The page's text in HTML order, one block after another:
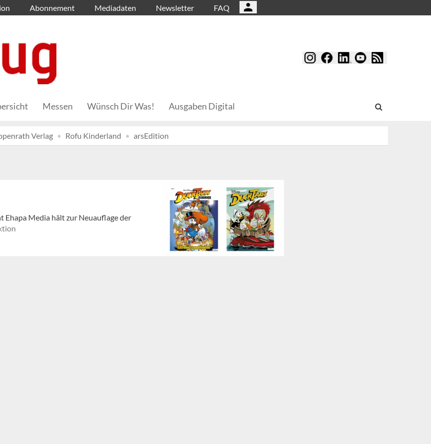
Abonnement Mediadaten Newsletter FAQ
Messen Wünsch Dir Was! Ausgaben Digital
Verlag Rofu Kinderland arsEdition
Ehapa Media hält zur Neuauflage der